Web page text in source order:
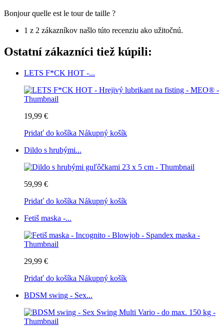
Bonjour quelle est le tour de taille ?
1 z 2 zákazníkov našlo túto recenziu ako užitočnú.
Ostatní zákazníci tiež kúpili:
LETS F*CK HOT -...
19,99 €
Pridať do košíka Nákupný košík
Dildo s hrubými...
59,99 €
Pridať do košíka Nákupný košík
Fetiš maska -...
29,99 €
Pridať do košíka Nákupný košík
BDSM swing - Sex...